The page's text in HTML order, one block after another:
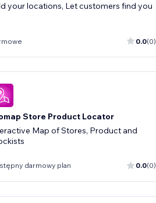
your locations, Let customers find you
0.0(0)
Store Product Locator
Map of Stores, Product and
darmowy plan 0.0(0)